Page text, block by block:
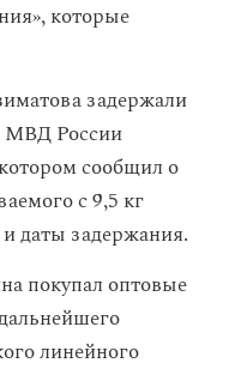
которые
задержали
МВД России
сообщил о
с 9,5 кг
даты задержания.
покупал оптовые
линейного